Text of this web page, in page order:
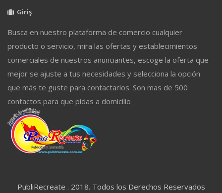
Giriş
Busca en nuestro plataforma de comercio cualquier
producto o servicio, mira las ofertas y establecimientos
comerciales de nuestros anunciantes, escoge la oferta que
mejor se ajuste a tus necesidades y selecciona la opción
que más te guste para contactarlos. Son mas de 500
contactos para que pidas a domicilio
PubliRecreate . 2018. Todos los Derechos Reservados